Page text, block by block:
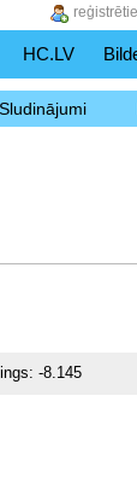
HC.LV
Sludinājumi
-8.145